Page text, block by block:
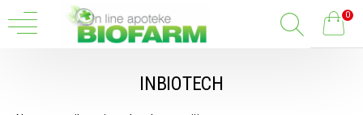
0
INBIOTECH